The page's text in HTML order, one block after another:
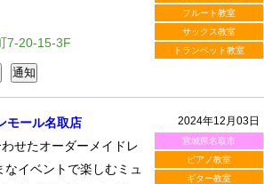
フルート教室
サックス教室
トランペット教室
7-20-15-3F
2024年12月03日
宮城県名取市
ピアノ教室
ギター教室
モール名取店
せたオーダーメイドレ
なイベントで楽しむミュ